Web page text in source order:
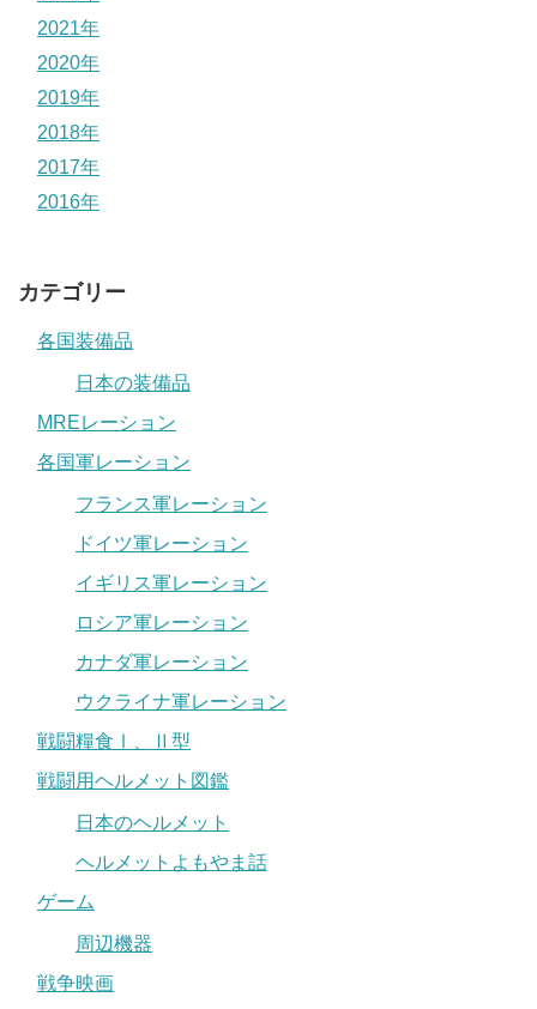
2021年
2020年
2019年
2018年
2017年
2016年
カテゴリー
各国装備品
日本の装備品
MREレーション
各国軍レーション
フランス軍レーション
ドイツ軍レーション
イギリス軍レーション
ロシア軍レーション
カナダ軍レーション
ウクライナ軍レーション
戦闘糧食Ⅰ、Ⅱ型
戦闘用ヘルメット図鑑
日本のヘルメット
ヘルメットよもやま話
ゲーム
周辺機器
戦争映画